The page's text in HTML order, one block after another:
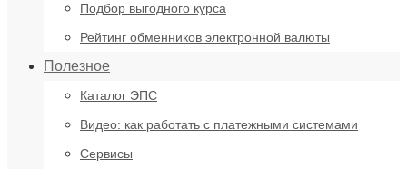
Подбор выгодного курса
Рейтинг обменников электронной валюты
Полезное
Каталог ЭПС
Видео: как работать с платежными системами
Сервисы